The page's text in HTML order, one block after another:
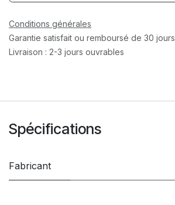
Conditions générales
Garantie satisfait ou remboursé de 30 jours
Livraison : 2-3 jours ouvrables
Spécifications
Fabricant